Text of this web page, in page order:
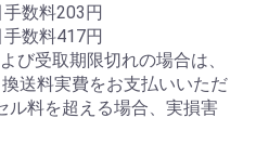
数料203円
数料417円
び受取期限切れの場合は、
送料実費をお支払いいただ
ル料を超える場合、実損害